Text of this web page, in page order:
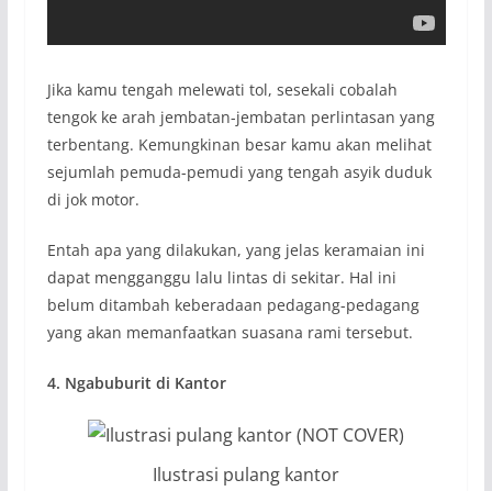
Jika kamu tengah melewati tol, sesekali cobalah
tengok ke arah jembatan-jembatan perlintasan yang
terbentang. Kemungkinan besar kamu akan melihat
sejumlah pemuda-pemudi yang tengah asyik duduk
di jok motor.
Entah apa yang dilakukan, yang jelas keramaian ini
dapat mengganggu lalu lintas di sekitar. Hal ini
belum ditambah keberadaan pedagang-pedagang
yang akan memanfaatkan suasana rami tersebut.
4. Ngabuburit di Kantor
Ilustrasi pulang kantor